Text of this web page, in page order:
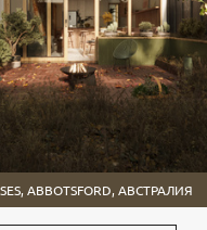
ABBOTSFORD, АВСТРАЛИЯ